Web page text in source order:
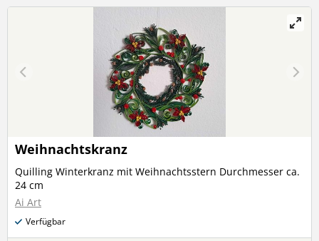
Weihnachtskranz
Quilling Winterkranz mit Weihnachtsstern Durchmesser ca.
24 cm
Ai Art
Verfügbar